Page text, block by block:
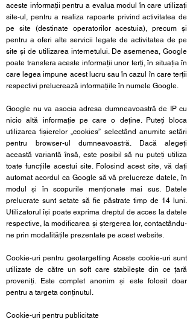
aceste informații pentru a evalua modul în care utilizați
site-ul, pentru a realiza rapoarte privind activitatea de
pe site (destinate operatorilor acestuia), precum și
pentru a oferi alte servicii legate de activitatea de pe
site și de utilizarea internetului. De asemenea, Google
poate transfera aceste informații unor terți, în situația în
care legea impune acest lucru sau în cazul în care terții
respectivi prelucrează informațiile în numele Google.
Google nu va asocia adresa dumneavoastră de IP cu
nicio altă informație pe care o deține. Puteți bloca
utilizarea fișierelor „cookies” selectând anumite setări
pentru browser-ul dumneavoastră. Dacă alegeți
această variantă însă, este posibil să nu puteți utiliza
toate funcțiile acestui site. Folosind acest site, vă dați
automat acordul ca Google să vă prelucreze datele, în
modul și în scopurile menționate mai sus. Datele
prelucrate sunt setate să fie păstrate timp de 14 luni.
Utilizatorul își poate exprima dreptul de acces la datele
respective, la modificarea și ștergerea lor, contactându-
ne prin modalitățile prezentate pe acest website.
Cookie-uri pentru geotargetting Aceste cookie-uri sunt
utilizate de către un soft care stabilește din ce țară
proveniți. Este complet anonim și este folosit doar
pentru a targeta conținutul.
Cookie-uri pentru publicitate